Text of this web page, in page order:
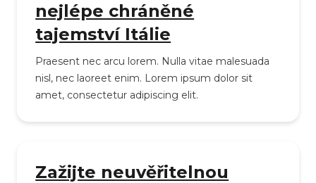
nejlépe chráněné
tajemství Itálie
Praesent nec arcu lorem. Nulla vitae malesuada
nisl, nec laoreet enim. Lorem ipsum dolor sit
amet, consectetur adipiscing elit.
Zažijte neuvěřitelnou